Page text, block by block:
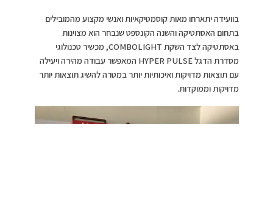
בוועידה יתארחו מאות קוסמטיקאיות ואנשי מקצוע מהמובילים
בתחום האסתטיקה והשנה הקונספט שנבחר הוא מצוינות
באסתטיקה לצד השקת COMBOLIGHT, מכשיר טכנולוגי
מסדרת הדגל HYPER PULSE המאפשר עבודה מהירה ויעילה
עם תוצאות מדויקות ואיכותיות יותר במטרה להשיג תוצאות יותר
מדויקות וממוקדות.